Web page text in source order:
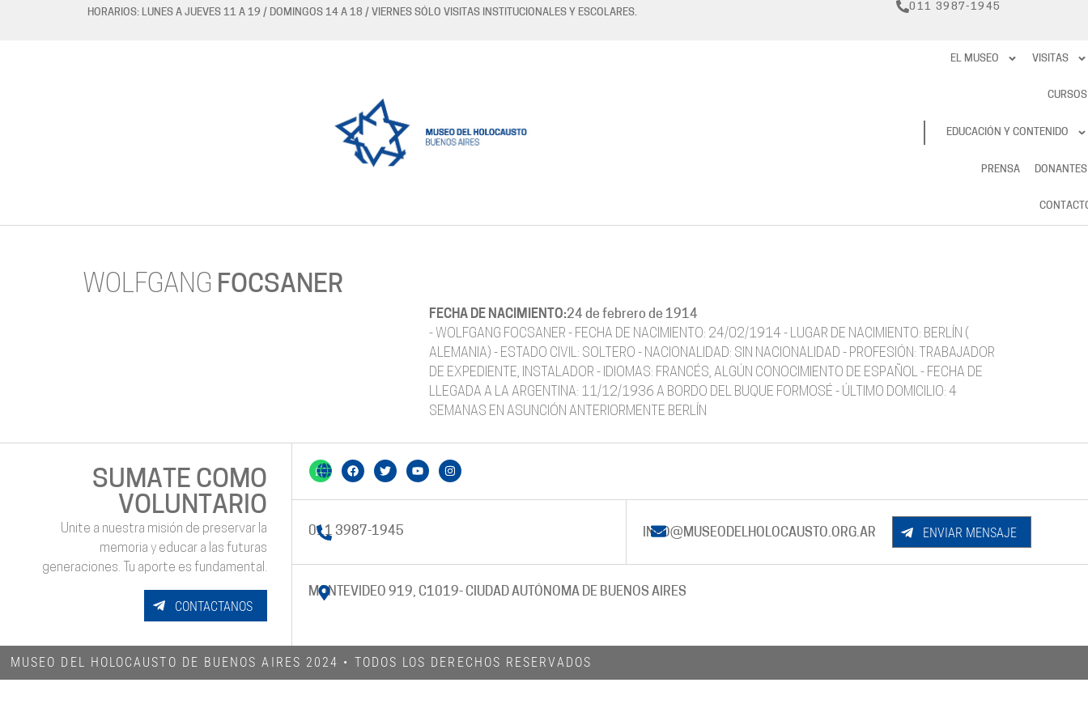
HORARIOS: LUNES A JUEVES 11 A 19 / DOMINGOS 14 A 18 / VIERNES SÓLO VISITAS INSTITUCIONALES Y ESCOLARES.
011 3987-1945
RESERVAS
EL MUSEO VISITAS
CURSOS
EDUCACIÓN Y CONTENIDO
PRENSA DONANTES
WOLFGANG FOCSANER
FECHA DE NACIMIENTO:24 de febrero de 1914
- WOLFGANG FOCSANER - FECHA DE NACIMIENTO: 24/02/1914 - LUGAR DE NACIMIENTO: BERLÍN (
ALEMANIA) - ESTADO CIVIL: SOLTERO - NACIONALIDAD: SIN NACIONALIDAD - PROFESIÓN: TRABAJADOR
DE EXPEDIENTE, INSTALADOR - IDIOMAS: FRANCÉS, ALGÚN CONOCIMIENTO DE ESPAÑOL - FECHA DE
LLEGADA A LA ARGENTINA: 11/12/1936 A BORDO DEL BUQUE FORMOSÉ - ÚLTIMO DOMICILIO: 4
SEMANAS EN ASUNCIÓN ANTERIORMENTE BERLÍN
SUMATE COMO
VOLUNTARIO
Unite a nuestra misión de preservar la
memoria y educar a las futuras
generaciones. Tu aporte es fundamental.
CONTACTANOS
011 3987-1945 INFO@MUSEODELHOLOCAUSTO.ORG.AR ENVIAR MENSAJE
MONTEVIDEO 919, C1019- CIUDAD AUTÓNOMA DE BUENOS AIRES
MUSEO DEL HOLOCAUSTO DE BUENOS AIRES 2024​ • TODOS LOS DERECHOS RESERVADOS